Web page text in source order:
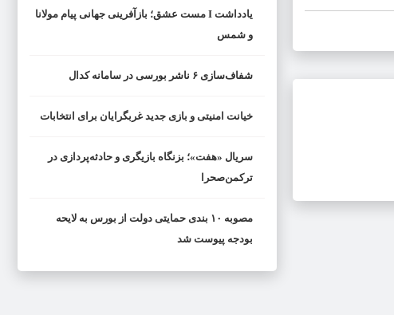
یادداشت I مست عشق؛ بازآفرینی جهانی پیام مولانا
و شمس
شفاف‌سازی ۶ ناشر بورسی در سامانه کدال
خیانت امنیتی و بازی جدید غربگرایان برای انتخابات
سریال «هفت»؛ بزنگاه بازیگری و حادثه‌پردازی در
ترکمن‌صحرا
مصوبه ۱۰ بندی حمایتی دولت از بورس به لایحه
بودجه پیوست شد